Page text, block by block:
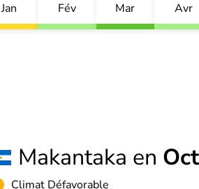
Jan Fév Mar Avr
Makantaka en
Climat Défavorable